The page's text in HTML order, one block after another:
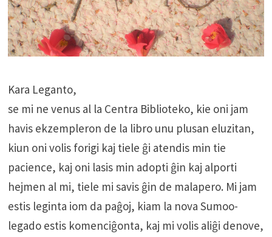
Kara Leganto,
se mi ne venus al la Centra Biblioteko, kie oni jam
havis ekzempleron de la libro unu plusan eluzitan,
kiun oni volis forigi kaj tiele ĝi atendis min tie
pacience, kaj oni lasis min adopti ĝin kaj alporti
hejmen al mi, tiele mi savis ĝin de malapero. Mi jam
estis leginta iom da paĝoj, kiam la nova Sumoo-
legado estis komenciĝonta, kaj mi volis aliĝi denove,